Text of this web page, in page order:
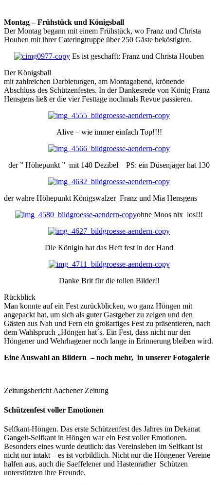
Montag – Frühstück und Königsball
Der Montag begann mit einem Frühstück, wo Franz und Christa
Houben mit ihrer Cateringtruppe über 250 Gäste beköstigten.
Es ist geschafft: Franz und Christa Houben
Der Königsball
mit zahlreichen Darbietungen, am Montagabend, krönende
Abschluss des Schützenfestes. In der Dankesrede von König Franz
Hensgens ließ er die vier Festtage nochmals Revue passieren.
Alive – wie immer einfach Top!!!!
der ” Höhepunkt ” mit 140 Dezibel PS: ein Düsenjäger hat 130
der wahre Höhepunkt Königswalzer Franz und Mia Hensgens
ohne Moos nix los!!!
Die Königin hat das Heft fest in der Hand
Danke Brit für die tollen Bilder!!
Rückblick
Man konnte auf ein Fest zurückblicken, wo ganz Höngen mit
angepackt hat, um sich als guter Gastgeber zu zeigen und den
Gästen aus Nah und Fern ein großartiges Fest zu präsentieren, nach
dem Wahlspruch „Höngen hat´s. Ein Fest, dass nicht nur den
Höngener und Wehrhagener noch lange in Erinnerung bleiben wird.
Eine Auswahl an Bildern – noch mehr, in unserer Fotogalerie
Zeitungsbericht Aachener Zeitung
Schützenfest voller Emotionen
Selfkant-Höngen. Das erste Schützenfest des Jahres im Dekanat
Gangelt-Selfkant in Höngen war ein Fest voller Emotionen.
Besonders eines wurde deutlich: das Vereinsleben im Selfkant ist
nicht nur intakt – es ist vorbildlich. Nicht nur die Höngener Vereine
halfen aus, auch die Saeffelener und Hastenrather Schützen
unterstützten ihre Freunde.